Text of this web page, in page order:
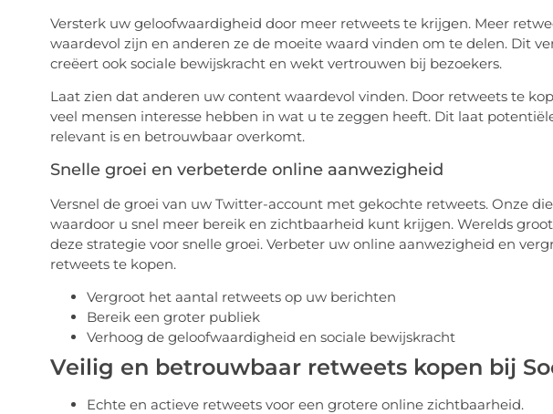
Versterk uw geloofwaardigheid door meer retweets te krijgen. Meer
waardevol zijn en anderen ze de moeite waard vinden om te delen. Dit
creëert ook sociale bewijskracht en wekt vertrouwen bij bezoekers.
Laat zien dat anderen uw content waardevol vinden. Door retweets te
veel mensen interesse hebben in wat u te zeggen heeft. Dit laat
relevant is en betrouwbaar overkomt.
Snelle groei en verbeterde online aanwezigheid
Versnel de groei van uw Twitter-account met gekochte retweets. Onze
waardoor u snel meer bereik en zichtbaarheid kunt krijgen. Werelds
deze strategie voor snelle groei. Verbeter uw online aanwezigheid en
retweets te kopen.
Vergroot het aantal retweets op uw berichten
Bereik een groter publiek
Verhoog de geloofwaardigheid en sociale bewijskracht
Veilig en betrouwbaar retweets kopen bij
Echte en actieve retweets voor een grotere online zichtbaarheid.